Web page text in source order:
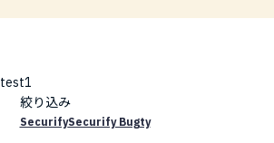
test1
絞り込み
SecurifySecurify Bugty